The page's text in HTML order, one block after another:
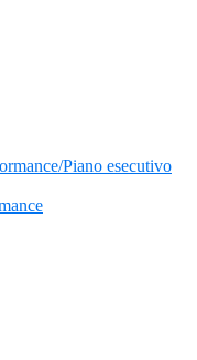
Piano esecutivo